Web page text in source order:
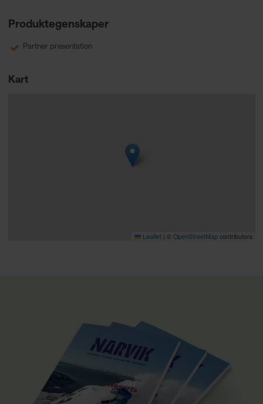
Produktegenskaper
Partner presentation
Kart
Leaflet | © OpenStreetMapcontributors